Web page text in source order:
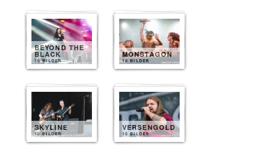
BEYOND THE
BLACK
10 BILDER
MONSTAGON
10 BILDER
SKYLINE
10 BILDER
VERSENGOLD
10 BILDER